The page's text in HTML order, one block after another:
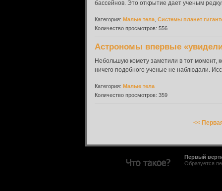
бассейнов. Это открытие дает ученым
Категория: Малые тела Системы планет
Количество просмотров: 556
Астрономы впервые
Небольшую комету заметили в тот момент,
ничего подобного ученые не наблюдали.
Категория: Малые тела
Количество просмотров: 359
<<
Первый
Образуется